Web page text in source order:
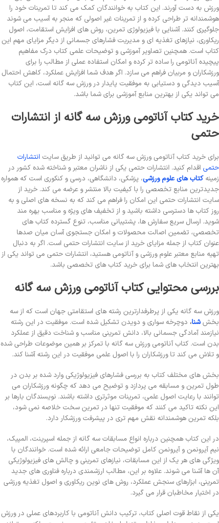
ورزش به دست آورند. این کتاب به خوانندگان کمک می کند تا تمرینات خود را
هوشمندانه تر طراحی کرده و از تمرینات غیر اصولی که منجر به آسیب می شوند
جلوگیری کنند. آشنایی با فیزیولوژی تمرین، روش های افزایش استقامت، اصول
ریکاوری، نیازهای تغذیه ای و مدیریت فشارهای جسمانی از دیگر مزایای مهم این
کتاب است. همچنین تصاویر آموزشی و توضیحات علمی کتاب درک مفاهیم
پیچیده آناتومی را ساده تر کرده و امکان استفاده عملی از مطالب را برای
ورزشکاران و مربیان فراهم می سازد. اگر هدف شما افزایش عملکرد، کاهش احتمال
آسیب دیدگی و دستیابی به موفقیت پایدار در ورزش سه گانه است، این کتاب
می تواند یکی از بهترین منابع آموزشی برای شما باشد.
خرید کتاب آناتومی ورزش سه گانه از انتشارات
حتمی
برای خرید کتاب آناتومی ورزش سه گانه می توانید از طریق سایت انتشارات
حتمی اقدام کنید. انتشارات حتمی یکی از ناشران معتبر و شناخته شده کشور در
زمینه کتاب های علوم ورزشی، پزشکی، دانشگاهی، درسی و کنکوری است که همواره
جدیدترین منابع تخصصی را با کیفیت بالا منتشر و عرضه می کند. خرید از
سایت انتشارات حتمی این امکان را فراهم می کند که به نسخه های اصلی و به
روز کتاب ها دسترسی داشته باشید و از تخفیف های ویژه و مناسب بهره مند
شوید. ارسال سریع سفارش ها، پشتیبانی مناسب، تنوع گسترده کتاب های
تخصصی، تضمین اصالت محصولات و امکان جستجوی آسان میان صدها
عنوان کتاب از جمله مزایای خرید از سایت انتشارات حتمی است. اگر به دنبال
تهیه منابع معتبر علوم ورزشی و آناتومی هستید، انتشارات حتمی می تواند یکی از
بهترین انتخاب های شما برای خرید کتاب های تخصصی باشد.
بررسی محتوایی کتاب آناتومی ورزش سه گانه
ورزش سه گانه یکی از پرطرفدارترین رشته های استقامتی جهان است که از سه
بخششنا، دوچرخه سواری و دویدن تشکیل شده است. موفقیت در این رشته
نیازمند آمادگی جسمانی بالا، دانش تمرینی مناسب و شناخت دقیق از عملکرد
بدن است. کتاب آناتومی ورزش سه گانه با تمرکز بر همین موضوعات طراحی شده
و تلاش می کند تا ورزشکاران را با اصول علمی موفقیت در این رشته آشنا کند.
بخش های مختلف کتاب به بررسی فشارهای فیزیولوژیکی وارد شده بر بدن در
طول تمرین و مسابقه می پردازد و توضیح می دهد که چگونه ورزشکاران می
توانند با رعایت اصول علمی، تمرینات موثرتری داشته باشند. نویسندگان بارها بر
این نکته تاکید می کنند که موفقیت تنها در تمرین سخت خلاصه نمی شود،
بلکه تمرین هوشمندانه نقش مهم تری در پیشرفت ورزشکار دارد.
در این کتاب همچنین درباره انواع مسابقات سه گانه از جمله اسپرینت، المپیک،
نیم آیرونمن و آیرونمن کامل توضیحات جامعی ارائه شده است. خوانندگان با
ویژگی های هر یک از این مسابقات، نیازهای تمرینی و چالش های فیزیولوژیکی
آن ها آشنا می شوند. علاوه بر این، مطالب ارزشمندی درباره فناوری های جدید
تمرینی، ابزارهای سنجش عملکرد، روش های نوین ریکاوری و اصول تغذیه ورزشی
در اختیار مخاطبان قرار می گیرد.
یکی از نقاط قوت اصلی کتاب، ترکیب دانش آناتومی با کاربردهای عملی در ورزش